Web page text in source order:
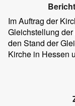
Im Auftrag der
Gleichstellung
den Stand der
Kirche in Hessen